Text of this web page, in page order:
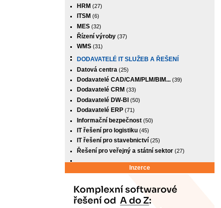
HRM (27)
ITSM (6)
MES(32)
Řízení výroby(37)
WMS(31)
DODAVATELÉ IT SLUŽEB A ŘEŠENÍ
Datová centra (25)
Dodavatelé CAD/CAM/PLM/BIM...(39)
Dodavatelé CRM (33)
Dodavatelé DW-BI (50)
Dodavatelé ERP(71)
Informační bezpečnost(50)
IT řešení pro logistiku(45)
IT řešení pro stavebnictví(25)
Řešení pro veřejný a státní sektor(27)
Inzerce